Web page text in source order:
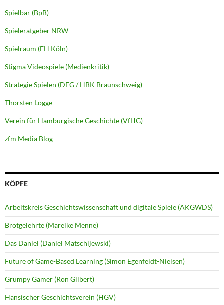
Spielbar (BpB)
Spieleratgeber NRW
Spielraum (FH Köln)
Stigma Videospiele (Medienkritik)
Strategie Spielen (DFG / HBK Braunschweig)
Thorsten Logge
Verein für Hamburgische Geschichte (VfHG)
zfm Media Blog
KÖPFE
Arbeitskreis Geschichtswissenschaft und digitale Spiele (AKGWDS)
Brotgelehrte (Mareike Menne)
Das Daniel (Daniel Matschijewski)
Future of Game-Based Learning (Simon Egenfeldt-Nielsen)
Grumpy Gamer (Ron Gilbert)
Hansischer Geschichtsverein (HGV)